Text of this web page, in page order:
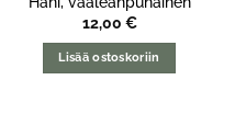
12,00 €
Lisää ostoskoriin